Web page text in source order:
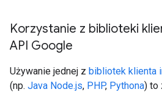
Korzystanie z biblioteki
API Google
Używanie jednej z bibliotek klienta
(np. Java Node.js, PHP, Pythona) to